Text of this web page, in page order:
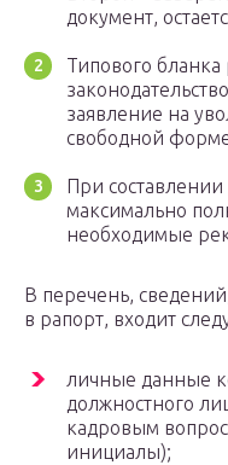
документ,
Типового бланка
заявление на
свободной
При
максимально
необходимые
В перечень,
в рапорт, входит
личные данные
должностного
кадровым
инициалы);